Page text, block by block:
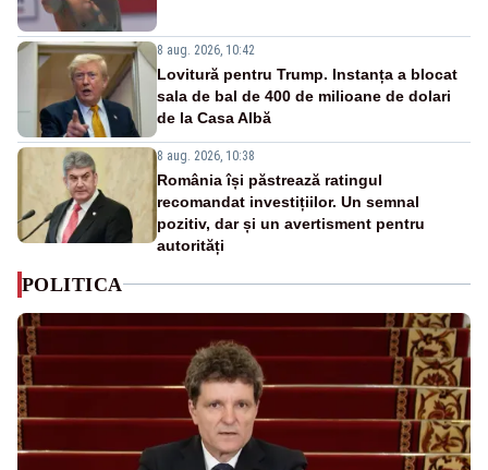
8 aug. 2026, 10:42
Lovitură pentru Trump. Instanța a blocat
sala de bal de 400 de milioane de dolari
de la Casa Albă
8 aug. 2026, 10:38
România își păstrează ratingul
recomandat investițiilor. Un semnal
pozitiv, dar și un avertisment pentru
autorități
POLITICA